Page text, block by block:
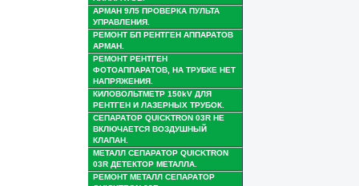
АРМАН 9Л5 ПРОВЕРКА ПУЛЬТА
УПРАВЛЕНИЯ.
РЕМОНТ БП РЕНТГЕН АППАРАТОВ
АРМАН.
РЕМОНТ РЕНТГЕН
ФОТОАППАРАТОВ, НА ТРУБКЕ НЕТ
НАПРЯЖЕНИЯ.
КИЛОВОЛЬТМЕТР 150kV ДЛЯ
РЕНТГЕН И ЛАЗЕРНЫХ ТРУБОК.
СЕПАРАТОР QUICKTRON 03R НЕ
ВКЛЮЧАЕТСЯ ВОЗДУШНЫЙ
КЛАПАН.
МЕТАЛЛ СЕПАРАТОР QUICKTRON
03R ДЕТЕКТОР МЕТАЛЛА.
РЕМОНТ МЕТАЛЛ СЕПАРАТОР